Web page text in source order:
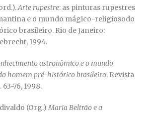
Arte rupestre: as pinturas rupestres
e o mundo mágico-religiosodo
brasileiro. Rio de Janeiro:
1994.
astronômico e o mundo
homem pré-histórico brasileiro. Revista
63-76, 1998.
(Org.)Maria Beltrão e a